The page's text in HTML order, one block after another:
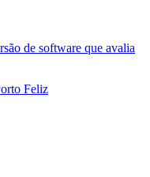
de software que avalia
Feliz